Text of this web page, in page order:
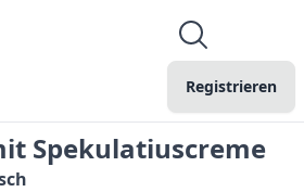
Registrieren
Spekulatiuscreme